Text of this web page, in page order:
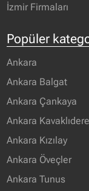
İzmir Firmaları
Popüler
Ankara
Ankara Balgat
Ankara Çankaya
Ankara Kavaklıdere
Ankara Kızılay
Ankara Öveçler
Ankara Tunus